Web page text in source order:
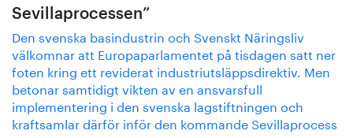
Sevillaprocessen”
Den svenska basindustrin och Svenskt Näringsliv
välkomnar att Europaparlamentet på tisdagen satt ner
foten kring ett reviderat industriutsläppsdirektiv. Men
betonar samtidigt vikten av en ansvarsfull
implementering i den svenska lagstiftningen och
kraftsamlar därför inför den kommande Sevillaprocess